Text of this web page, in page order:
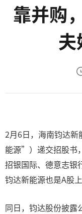
靠并购
2月6日，海南钧达
能源”）递交招股书
招银国际、德意志银
钧达新能源也是A股
同日，钧达股份披露